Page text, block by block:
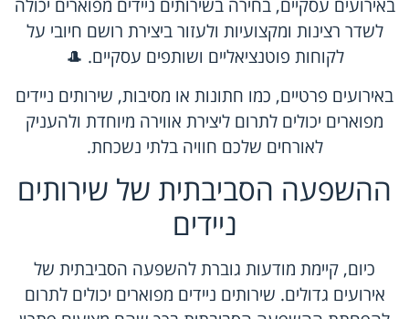
באירועים עסקיים, בחירה בשירותים ניידים מפוארים יכולה
לשדר רצינות ומקצועיות ולעזור ביצירת רושם חיובי על
לקוחות פוטנציאליים ושותפים עסקיים. 🎩
באירועים פרטיים, כמו חתונות או מסיבות, שירותים ניידים
מפוארים יכולים לתרום ליצירת אווירה מיוחדת ולהעניק
לאורחים שלכם חוויה בלתי נשכחת.
ההשפעה הסביבתית של שירותים
ניידים
כיום, קיימת מודעות גוברת להשפעה הסביבתית של
אירועים גדולים. שירותים ניידים מפוארים יכולים לתרום